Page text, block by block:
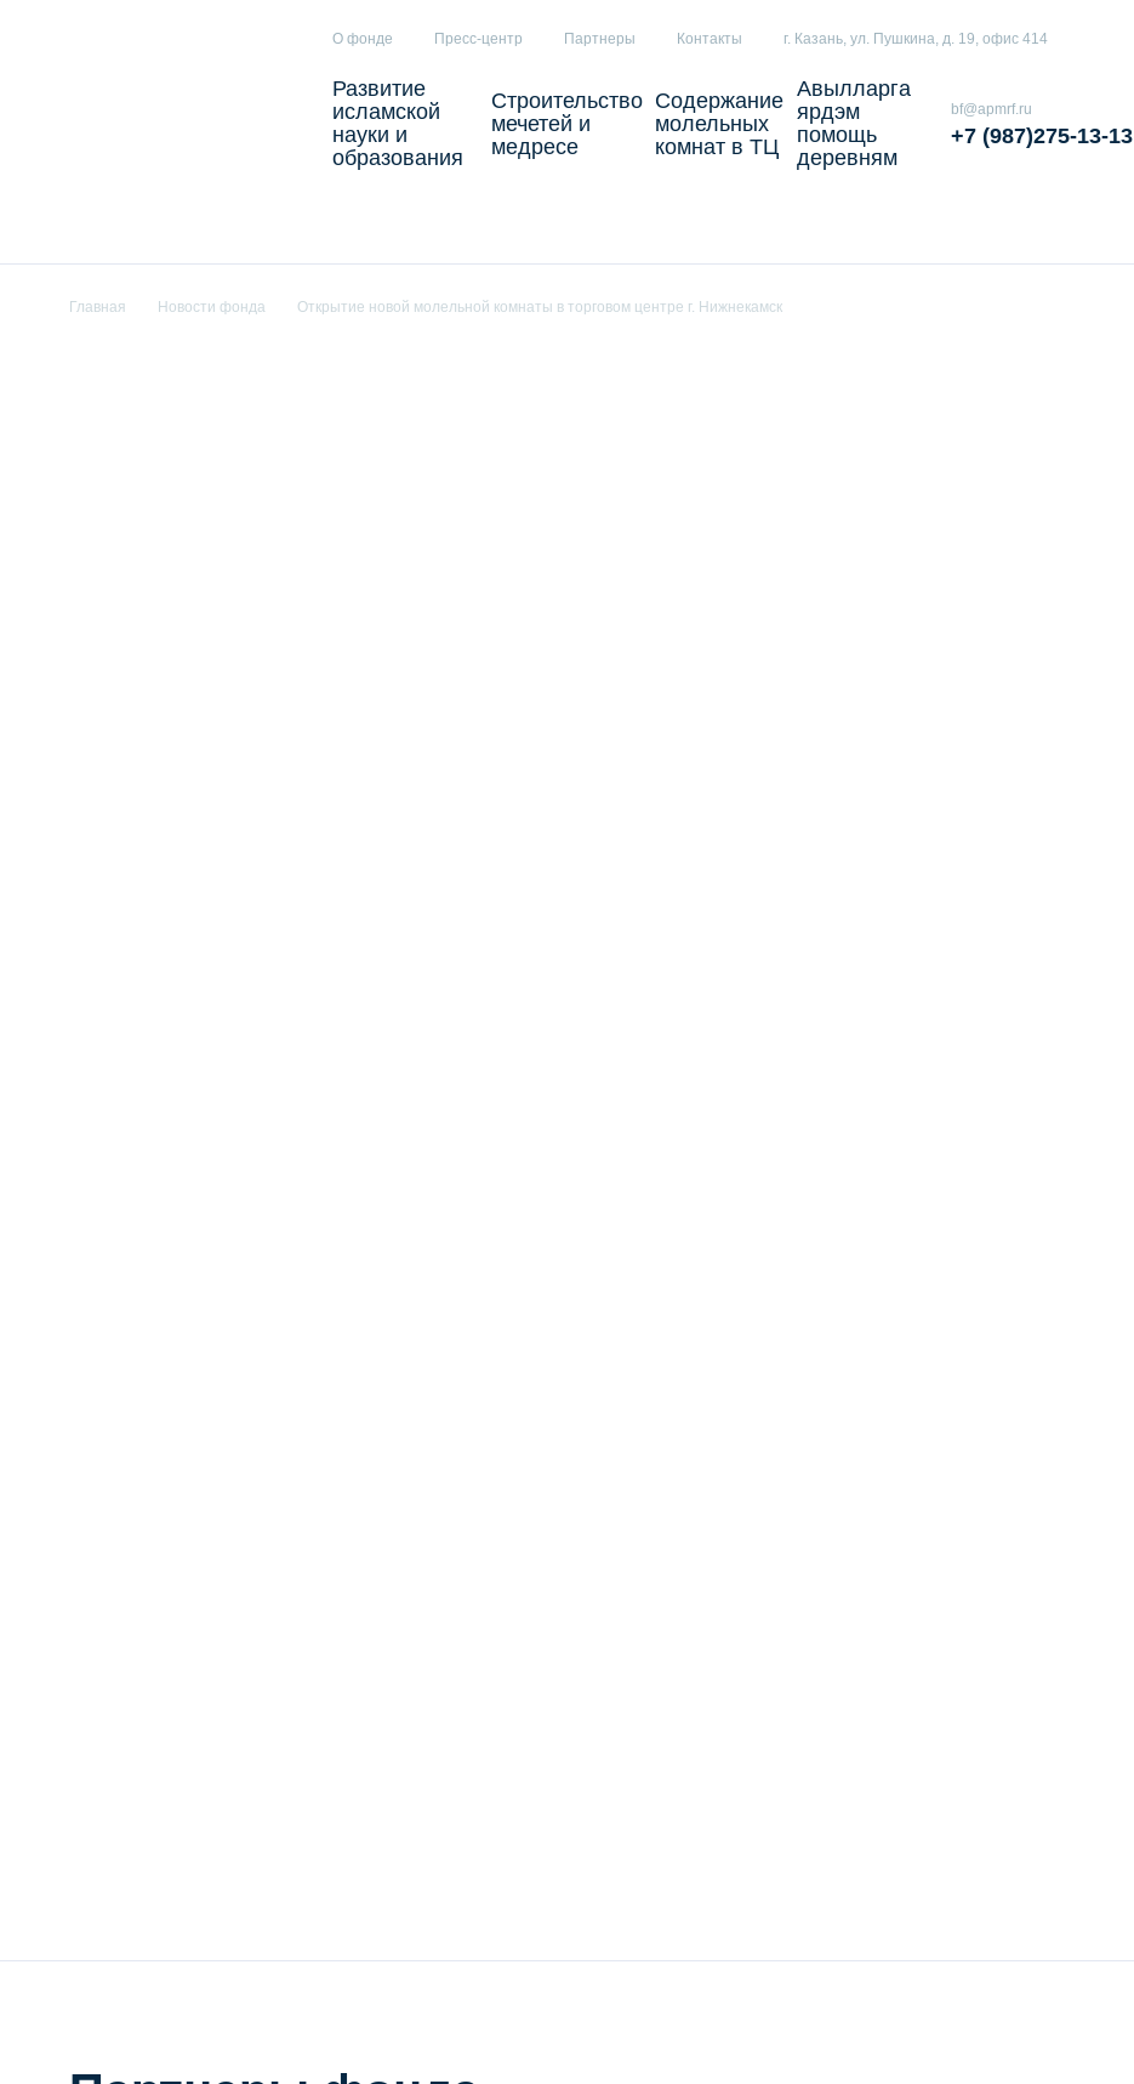
О фонде Пресс-центр Партнеры Контакты г. Казань, ул. Пушкина, д. 19, офис 414
Развитие
исламской
науки и
образования
Строительство
мечетей и
медресе
Содержание
молельных
комнат в ТЦ
Авылларга
ярдэм
помощь
деревням
bf@apmrf.ru
+7 (987)275-13-13
Главная Новости фонда Открытие новой молельной комнаты в торговом центре г. Нижнекамск